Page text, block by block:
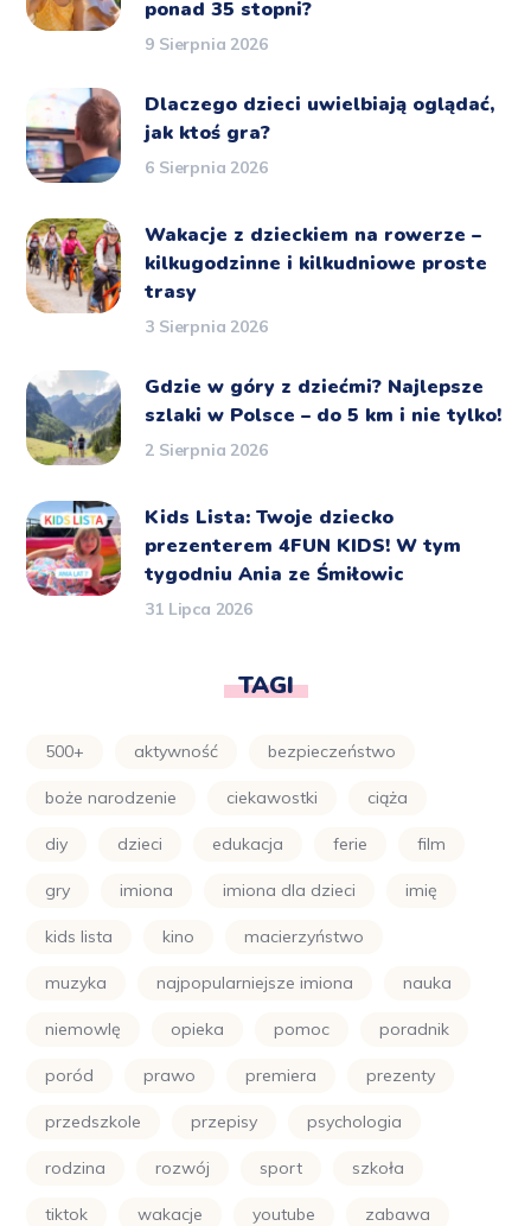
ponad 35 stopni?
9 Sierpnia 2026
Dlaczego dzieci uwielbiają oglądać,
jak ktoś gra?
6 Sierpnia 2026
Wakacje z dzieckiem na rowerze –
kilkugodzinne i kilkudniowe proste
trasy
3 Sierpnia 2026
Gdzie w góry z dziećmi? Najlepsze
szlaki w Polsce – do 5 km i nie tylko!
2 Sierpnia 2026
Kids Lista: Twoje dziecko
prezenterem 4FUN KIDS! W tym
tygodniu Ania ze Śmiłowic
31 Lipca 2026
TAGI
500+ aktywność bezpieczeństwo
boże narodzenie ciekawostki ciąża
diy dzieci edukacja ferie film
gry imiona imiona dla dzieci imię
kids lista kino macierzyństwo
muzyka najpopularniejsze imiona nauka
niemowlę opieka pomoc poradnik
poród prawo premiera prezenty
przedszkole przepisy psychologia
rodzina rozwój sport szkoła
tiktok wakacje youtube zabawa